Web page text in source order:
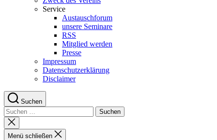
Service
Austauschforum
unsere Seminare
RSS
Mitglied werden
Presse
Impressum
Datenschutzerklärung
Disclaimer
Suchen
Suchen
nach:
Suche
schließen
Menü schließen